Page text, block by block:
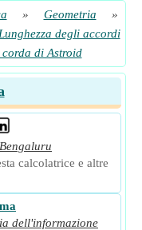
» Geometria
»
Lunghezza degli accordi
di Astroid
Bengaluru
calcolatrice e altre
dell'informazione